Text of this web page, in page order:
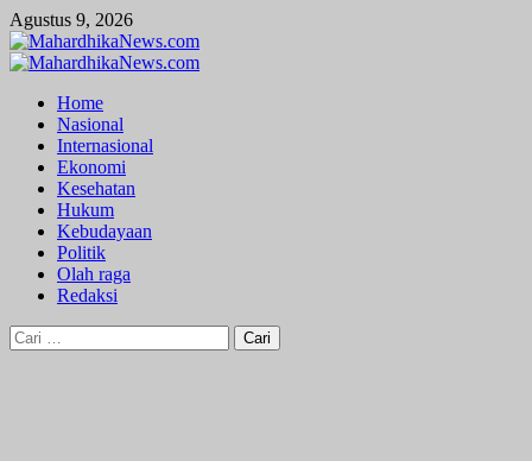
Skip
to
content
Agustus 9, 2026
Primary
Home
Nasional
Internasional
Ekonomi
Kesehatan
Hukum
Kebudayaan
Politik
Olah raga
Redaksi
Cari
untuk: